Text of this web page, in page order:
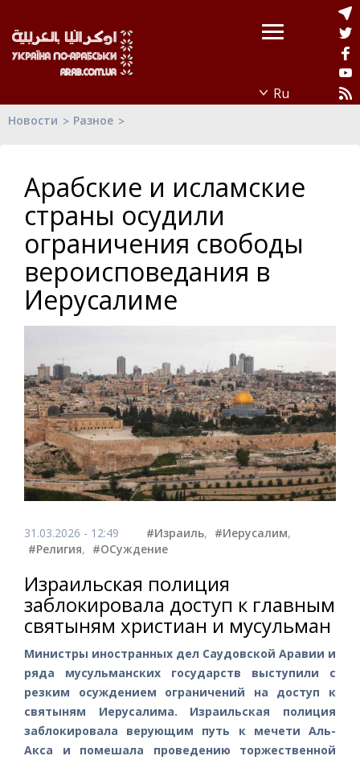
Новости Разное
Арабские и исламские
страны осудили
ограничения свободы
вероисповедания в
Иерусалиме
31.03.2026 - 12:49 #Израиль, #Иерусалим,
#Религия, #ОСуждение
Израильская полиция
заблокировала доступ к главным
святыням христиан и мусульман
Министры иностранных дел Саудовской Аравии и
ряда мусульманских государств выступили с
резким осуждением ограничений на доступ к
святыням Иерусалима. Израильская полиция
заблокировала верующим путь к мечети Аль-
Акса и помешала проведению торжественной